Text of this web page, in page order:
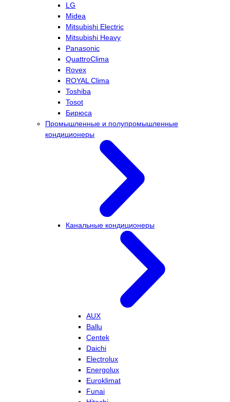
LG
Midea
Mitsubishi Electric
Mitsubishi Heavy
Panasonic
QuattroClima
Rovex
ROYAL Clima
Toshiba
Tosot
Бирюса
Промышленные и полупромышленные
кондиционеры
Канальные кондиционеры
AUX
Ballu
Centek
Daichi
Electrolux
Energolux
Euroklimat
Funai